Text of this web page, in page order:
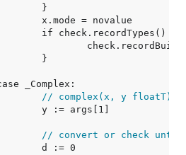
// complex(x, y floatT)
// convert or check